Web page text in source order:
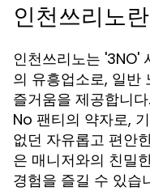
인천쓰리노
인천쓰리노는 '3NO'
의 유흥업소로, 일반
즐거움을 제공합니
No 팬티의 약자로,
없던 자유롭고 편안
은 매니저와의 친밀
경험을 즐길 수 있습